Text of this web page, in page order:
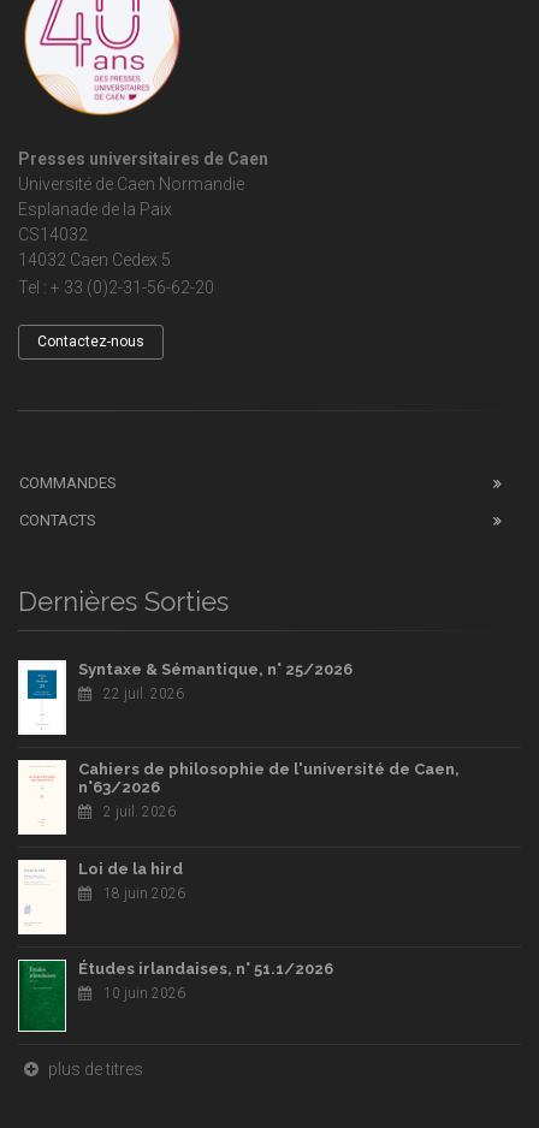
Presses universitaires de Caen
Université de Caen Normandie
Esplanade de la Paix
CS14032
14032 Caen Cedex 5
Tel : + 33 (0)2-31-56-62-20
Contactez-nous
COMMANDES
CONTACTS
Dernières Sorties
Syntaxe & Sémantique, n° 25/2026
22 juil. 2026
Cahiers de philosophie de l'université de Caen,
n°63/2026
2 juil. 2026
Loi de la hird
18 juin 2026
Études irlandaises, n° 51.1/2026
10 juin 2026
plus de titres